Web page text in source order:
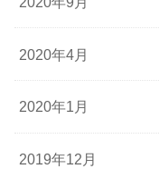
2020年4月
2020年1月
2019年12月